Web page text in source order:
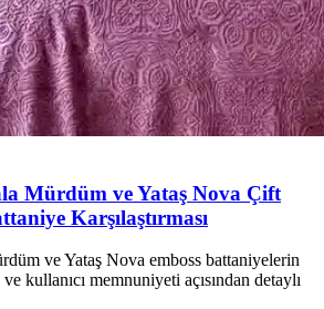
Mürdüm ve Yataş Nova Çift
Karşılaştırması
ve Yataş Nova emboss battaniyelerin
kullanıcı memnuniyeti açısından detaylı